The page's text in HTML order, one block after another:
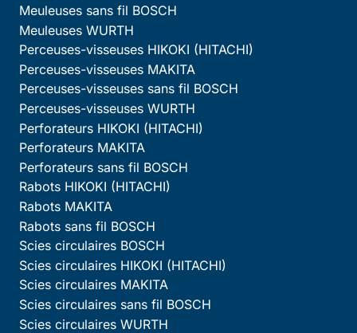
Meuleuses sans fil BOSCH
Meuleuses WURTH
Perceuses-visseuses HIKOKI (HITACHI)
Perceuses-visseuses MAKITA
Perceuses-visseuses sans fil BOSCH
Perceuses-visseuses WURTH
Perforateurs HIKOKI (HITACHI)
Perforateurs MAKITA
Perforateurs sans fil BOSCH
Rabots HIKOKI (HITACHI)
Rabots MAKITA
Rabots sans fil BOSCH
Scies circulaires BOSCH
Scies circulaires HIKOKI (HITACHI)
Scies circulaires MAKITA
Scies circulaires sans fil BOSCH
Scies circulaires WURTH